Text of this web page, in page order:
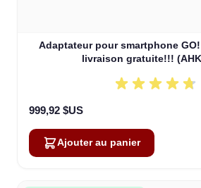
Adaptateur pour smartphone GO!
livraison gratuite!!!
999,92 $US
Ajouter au panier